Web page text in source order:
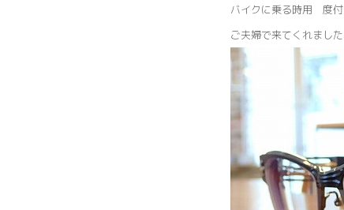
バイクに乗る時用 度付
ご夫婦で来てくれまし